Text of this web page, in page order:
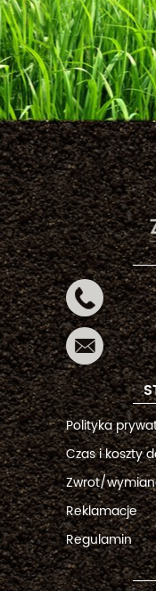
Polityka
Czas i koszty
Zwrot/
Reklamacje
Regulamin